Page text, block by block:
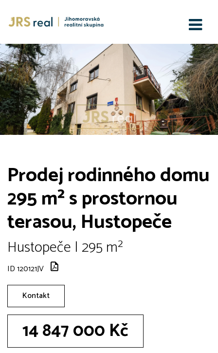
Prodej rodinného domu
295 m² s prostornou
terasou, Hustopeče
Hustopeče | 295 m²
ID 120121JV
Kontakt
14 847 000 Kč